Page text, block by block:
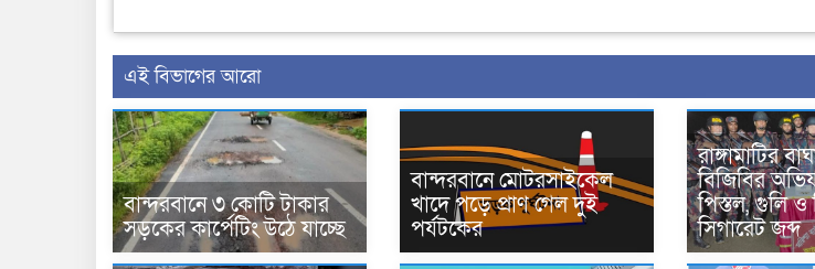
এই বিভাগের আরো
বান্দরবানে ৩ কোটি টাকার
সড়কের কার্পেটিং উঠে যাচ্ছে
বান্দরবানে মোটরসাইকেল
খাদে পড়ে প্রাণ গেল দুই
পর্যটকের
রাঙ্গামাটির
বিজিবির
পিস্তল, গুলি ও
সিগারেট জব্দ